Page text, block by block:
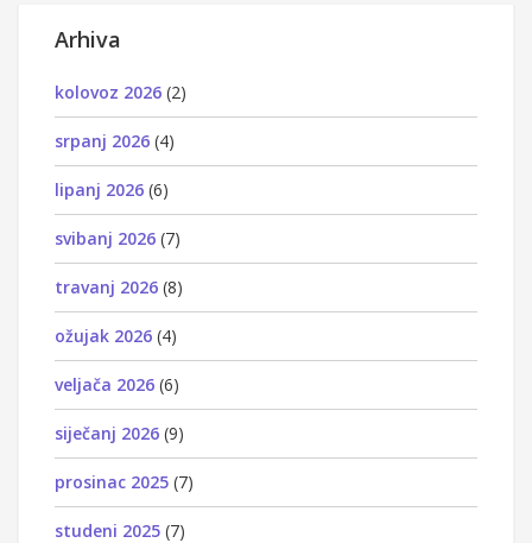
Arhiva
kolovoz 2026 (2)
srpanj 2026 (4)
lipanj 2026 (6)
svibanj 2026 (7)
travanj 2026 (8)
ožujak 2026 (4)
veljača 2026 (6)
siječanj 2026 (9)
prosinac 2025 (7)
studeni 2025 (7)